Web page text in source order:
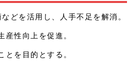
どを活用し、人手不足を解消。
産性向上を促進。
とを目的とする。